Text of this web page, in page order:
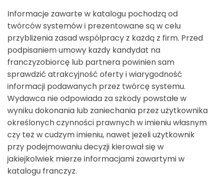
Informacje zawarte w katalogu pochodzą od
twórców systemów i prezentowane są w celu
przybliżenia zasad współpracy z każdą z firm. Przed
podpisaniem umowy każdy kandydat na
franczyzobiorcę lub partnera powinien sam
sprawdzić atrakcyjność oferty i wiarygodność
informacji podawanych przez twórcę systemu.
Wydawca nie odpowiada za szkody powstałe w
wyniku dokonania lub zaniechania przez użytkownika
określonych czynności prawnych w imieniu własnym
czy też w cudzym imieniu, nawet jeżeli użytkownik
przy podejmowaniu decyzji kierował się w
jakiejkolwiek mierze informacjami zawartymi w
katalogu franczyz.